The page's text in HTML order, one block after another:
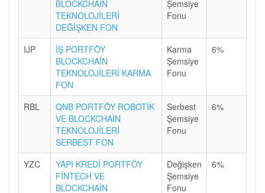
BLOCKCHAİN
TEKNOLOJİLERİ
DEĞİŞKEN FON
Şemsiye
Fonu
IJP
İŞ PORTFÖY
BLOCKCHAİN
TEKNOLOJİLERİ KARMA
FON
Karma
Şemsiye
Fonu
6%
RBL
QNB PORTFÖY ROBOTİK
VE BLOCKCHAİN
TEKNOLOJİLERİ
SERBEST FON
Serbest
Şemsiye
Fonu
6%
YZC
YAPI KREDİ PORTFÖY
FİNTECH VE
BLOCKCHAİN
Değişken
Şemsiye
Fonu
6%